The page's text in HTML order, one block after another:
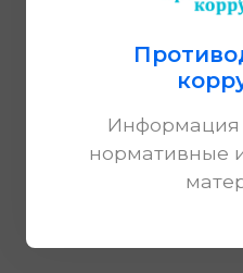
Информация
нормативные